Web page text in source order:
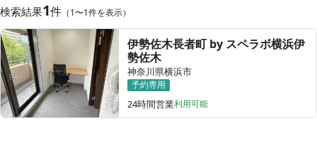
FCオーナー募集
コワーキング運営DXシステム
E Solution
その他
検索結果1件 （1〜1件を表示）
伊勢佐木長者町 by スペラボ横浜伊
勢佐木
神奈川県横浜市
予約専用
24時間営業利用可能